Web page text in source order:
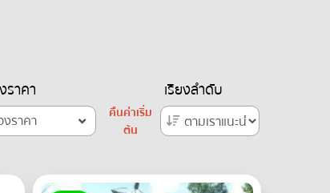
ราคา
งราคา
คืนค่าเริ่ม
ต้น
เรียงลำดับ